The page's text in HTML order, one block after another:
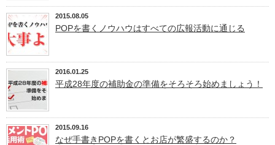
2015.08.05
POPを書くノウハウはすべての広報活動に通じる
2016.01.25
平成28年度の補助金の準備をそろそろ始めましょう！
2015.09.16
なぜ手書きPOPを書くとお店が繁盛するのか？